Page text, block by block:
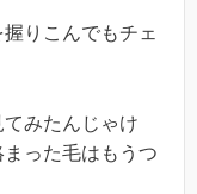
りこんでもチェ
みたんじゃけ
った毛はもうつ